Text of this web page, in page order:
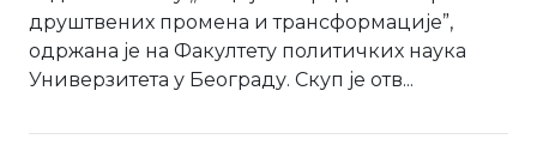
друштвених промена и трансформације”,
одржана је на Факултету политичких наука
Универзитета у Београду. Скуп је отв...